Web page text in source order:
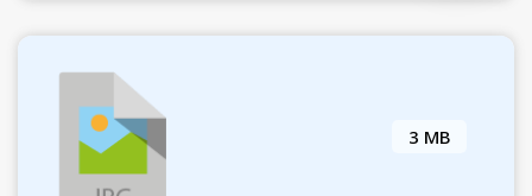
3 MB